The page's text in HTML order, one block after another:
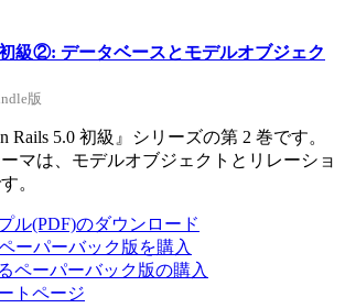
級②: データベースとモデルオブジェク
版
Rails 5.0 初級』シリーズの第 2 巻です。
マは、モデルオブジェクトとリレーショ
。
ル(PDF)のダウンロード
ーパーバック版を購入
ペーパーバック版の購入
トページ